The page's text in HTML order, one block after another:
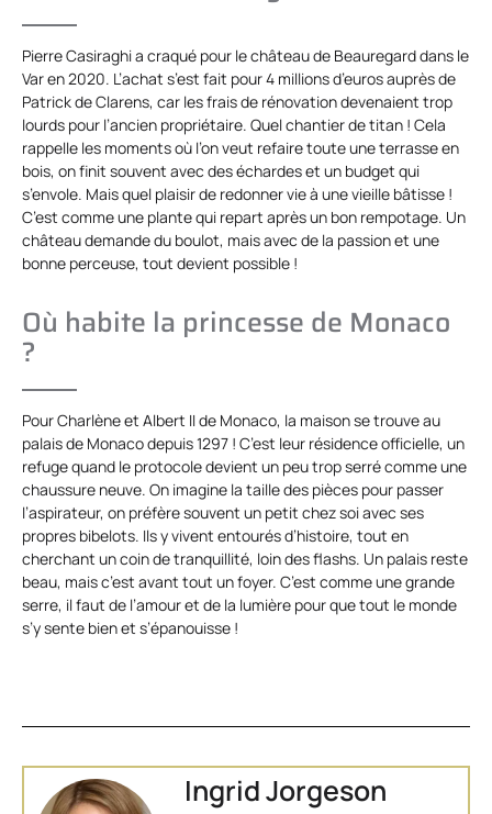
Pierre Casiraghi a craqué pour le château de Beauregard dans le
Var en 2020. L’achat s’est fait pour 4 millions d’euros auprès de
Patrick de Clarens, car les frais de rénovation devenaient trop
lourds pour l’ancien propriétaire. Quel chantier de titan ! Cela
rappelle les moments où l’on veut refaire toute une terrasse en
bois, on finit souvent avec des échardes et un budget qui
s’envole. Mais quel plaisir de redonner vie à une vieille bâtisse !
C’est comme une plante qui repart après un bon rempotage. Un
château demande du boulot, mais avec de la passion et une
bonne perceuse, tout devient possible !
Où habite la princesse de Monaco
?
Pour Charlène et Albert II de Monaco, la maison se trouve au
palais de Monaco depuis 1297 ! C’est leur résidence officielle, un
refuge quand le protocole devient un peu trop serré comme une
chaussure neuve. On imagine la taille des pièces pour passer
l’aspirateur, on préfère souvent un petit chez soi avec ses
propres bibelots. Ils y vivent entourés d’histoire, tout en
cherchant un coin de tranquillité, loin des flashs. Un palais reste
beau, mais c’est avant tout un foyer. C’est comme une grande
serre, il faut de l’amour et de la lumière pour que tout le monde
s’y sente bien et s’épanouisse !
Ingrid Jorgeson